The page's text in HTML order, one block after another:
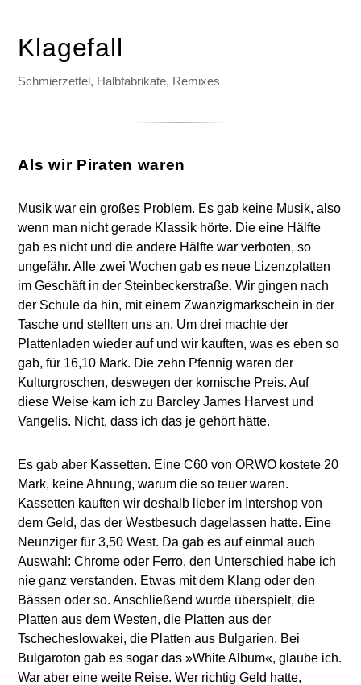
Klagefall
Schmierzettel, Halbfabrikate, Remixes
Als wir Piraten waren
Musik war ein großes Problem. Es gab keine Musik, also
wenn man nicht gerade Klassik hörte. Die eine Hälfte
gab es nicht und die andere Hälfte war verboten, so
ungefähr. Alle zwei Wochen gab es neue Lizenzplatten
im Geschäft in der Steinbeckerstraße. Wir gingen nach
der Schule da hin, mit einem Zwanzigmarkschein in der
Tasche und stellten uns an. Um drei machte der
Plattenladen wieder auf und wir kauften, was es eben so
gab, für 16,10 Mark. Die zehn Pfennig waren der
Kulturgroschen, deswegen der komische Preis. Auf
diese Weise kam ich zu Barcley James Harvest und
Vangelis. Nicht, dass ich das je gehört hätte.
Es gab aber Kassetten. Eine C60 von ORWO kostete 20
Mark, keine Ahnung, warum die so teuer waren.
Kassetten kauften wir deshalb lieber im Intershop von
dem Geld, das der Westbesuch dagelassen hatte. Eine
Neunziger für 3,50 West. Da gab es auf einmal auch
Auswahl: Chrome oder Ferro, den Unterschied habe ich
nie ganz verstanden. Etwas mit dem Klang oder den
Bässen oder so. Anschließend wurde überspielt, die
Platten aus dem Westen, die Platten aus der
Tschecheslowakei, die Platten aus Bulgarien. Bei
Bulgaroton gab es sogar das »White Album«, glaube ich.
War aber eine weite Reise. Wer richtig Geld hatte,